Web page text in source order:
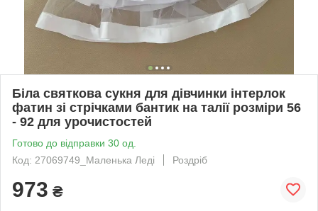
Біла святкова сукня для дівчинки інтерлок
фатин зі стрічками бантик на талії розміри 56
- 92 для урочистостей
Готово до відправки 30 од.
Код: 27069749_Маленька Леді
Роздріб
973 ₴